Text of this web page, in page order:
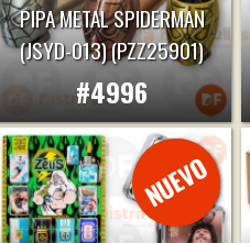
PIPA METAL SPIDERMAN
(JSYD-013) (PZZ25901)
#4996